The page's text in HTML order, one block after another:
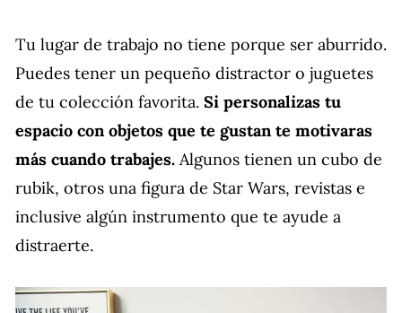
Tu lugar de trabajo no tiene porque ser aburrido.
Puedes tener un pequeño distractor o juguetes
de tu colección favorita. Si personalizas tu
espacio con objetos que te gustan te motivaras
más cuando trabajes. Algunos tienen un cubo de
rubik, otros una figura de Star Wars, revistas e
inclusive algún instrumento que te ayude a
distraerte.